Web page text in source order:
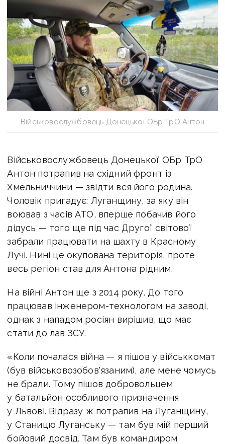
Військовослужбовець Донецької ОБр ТрО Антон
Військовослужбовець Донецької ОБр ТрО
Антон потрапив на східний фронт із
Хмельниччини — звідти вся його родина.
Чоловік пригадує: Луганщину, за яку він
воював з часів АТО, вперше побачив його
дідусь — того ще під час Другої світової
забрали працювати на шахту в Красному
Лучі. Нині це окупована територія, проте
весь регіон став для Антона рідним.
На війні Антон ще з 2014 року. До того
працював інженером-технологом на заводі,
однак з нападом росіян вирішив, що має
стати до лав ЗСУ.
«Коли почалася війна — я пішов у військкомат
(був військовозобов'язаним), але мене чомусь
не брали. Тому пішов добровольцем
у батальйон особливого призначення
у Львові. Відразу ж потрапив на Луганщину,
у Станицю Луганську — там був мій перший
бойовий досвід. Там був командиром